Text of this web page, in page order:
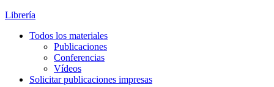
Librería
Todos los materiales
Publicaciones
Conferencias
Vídeos
Solicitar publicaciones impresas